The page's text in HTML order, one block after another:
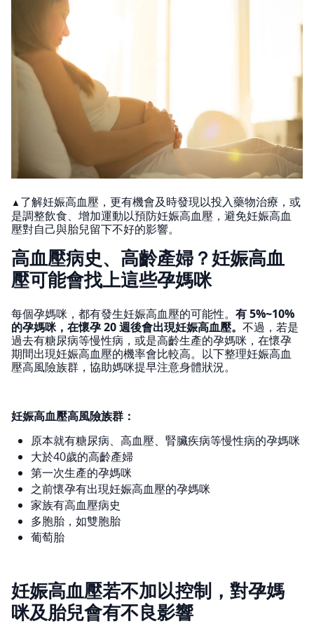
▲ 了解妊娠高血壓，更有機會及時發現以投入藥物治療，或
是調整飲食、增加運動以預防妊娠高血壓，避免妊娠高血
壓對自己與胎兒留下不好的影響。
高血壓病史、高齡產婦？妊娠高血
壓可能會找上這些孕媽咪
每個孕媽咪，都有發生妊娠高血壓的可能性。 有 5%~10%
的孕媽咪，在懷孕 20 週後會出現妊娠高血壓。 不過，若是
過去有糖尿病等慢性病，或是高齡生產的孕媽咪，在懷孕
期間出現妊娠高血壓的機率會比較高。以下整理妊娠高血
壓高風險族群，協助媽咪提早注意身體狀況。
妊娠高血壓高風險族群：
原本就有糖尿病、高血壓、腎臟疾病等慢性病的孕媽咪
大於40歲的高齡產婦
第一次生產的孕媽咪
之前懷孕有出現妊娠高血壓的孕媽咪
家族有高血壓病史
多胞胎，如雙胞胎
葡萄胎
妊娠高血壓若不加以控制，對孕媽
咪及胎兒會有不良影響